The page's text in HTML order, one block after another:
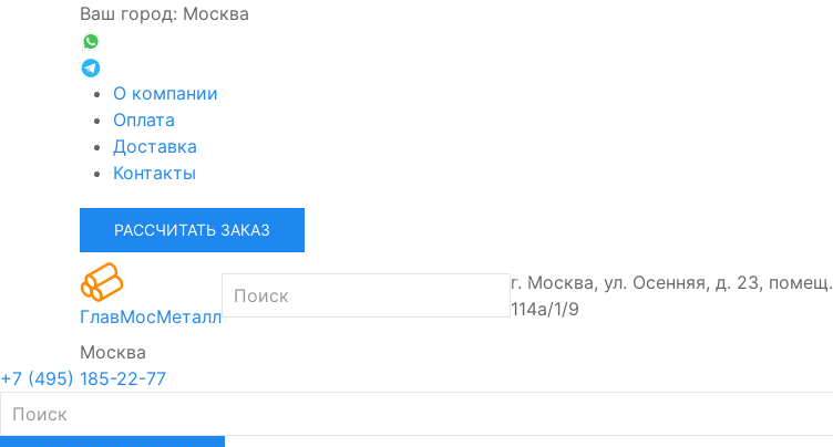
Ваш город: Москва
О компании
Оплата
Доставка
Контакты
РАССЧИТАТЬ ЗАКАЗ
ГлавМосМеталл
г. Москва, ул. Осенняя, д. 23, помещ.
114а/1/9
Москва
+7 (495) 185-22-77